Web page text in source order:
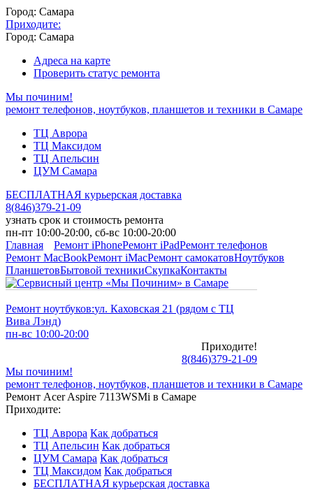
Город: Самара
Приходите:
Город: Самара
Адреса на карте
Проверить статус ремонта
Мы починим!
ремонт телефонов, ноутбуков, планшетов и техники в Самаре
ТЦ Аврора
ТЦ Максидом
ТЦ Апельсин
ЦУМ Самара
БЕСПЛАТНАЯ курьерская доставка
8(846)379-21-09
узнать срок и стоимость ремонта
пн-пт 10:00-20:00, сб-вс 10:00-20:00
Главная
Ремонт iPhoneРемонт iPadРемонт телефонов
Ремонт MacBookРемонт iMacРемонт самокатовНоутбуков
ПланшетовБытовой техникиСкупкаКонтакты
Ремонт ноутбуков:ул. Каховская 21 (рядом с ТЦ
Вива Лэнд)
пн-вс 10:00-20:00
Приходите!
8(846)379-21-09
Мы починим!
ремонт телефонов, ноутбуков, планшетов и техники в Самаре
Ремонт Acer Aspire 7113WSMi в Самаре
Приходите:
ТЦ Аврора Как добраться
ТЦ Апельсин Как добраться
ЦУМ Самара Как добраться
ТЦ Максидом Как добраться
БЕСПЛАТНАЯ курьерская доставка